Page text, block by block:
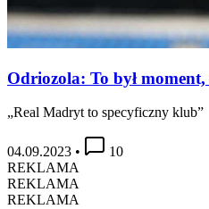
Odriozola: To był
„Real Madryt to specyficzny klub”
04.09.2023 •
10
REKLAMA
REKLAMA
REKLAMA